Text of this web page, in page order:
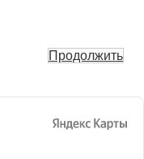
Продолжить